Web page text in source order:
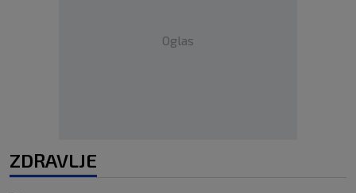
Oglas
ZDRAVLJE